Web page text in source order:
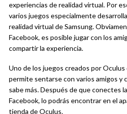
experiencias de realidad virtual. Por
varios juegos especialmente
realidad virtual de Samsung.
Facebook, es posible jugar con los
compartir la experiencia.
Uno de los juegos creados por Oculus
permite sentarse con varios amigos y
sabe más. Después de que conectes
Facebook, lo podrás encontrar en el
tienda de Oculus.